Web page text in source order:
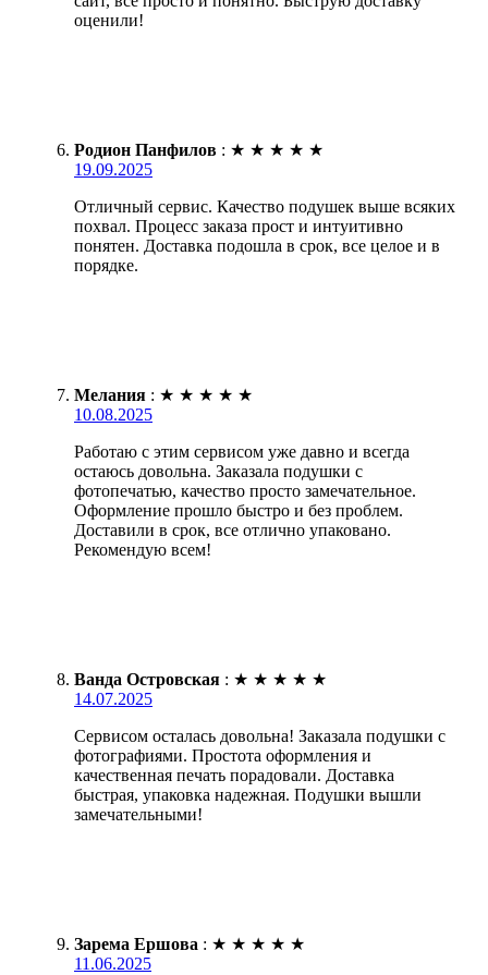
оценили!
Родион Панфилов : ★ ★ ★ ★ ★
19.09.2025
Отличный сервис. Качество подушек выше всяких
похвал. Процесс заказа прост и интуитивно
понятен. Доставка подошла в срок, все целое и в
порядке.
Мелания : ★ ★ ★ ★ ★
10.08.2025
Работаю с этим сервисом уже давно и всегда
остаюсь довольна. Заказала подушки с
фотопечатью, качество просто замечательное.
Оформление прошло быстро и без проблем.
Доставили в срок, все отлично упаковано.
Рекомендую всем!
Ванда Островская : ★ ★ ★ ★ ★
14.07.2025
Сервисом осталась довольна! Заказала подушки с
фотографиями. Простота оформления и
качественная печать порадовали. Доставка
быстрая, упаковка надежная. Подушки вышли
замечательными!
Зарема Ершова : ★ ★ ★ ★ ★
11.06.2025